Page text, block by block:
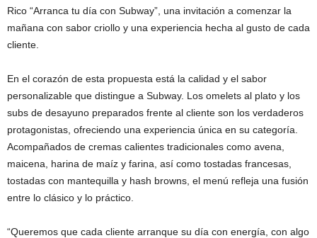
Rico “Arranca tu día con Subway”, una invitación a comenzar la
mañana con sabor criollo y una experiencia hecha al gusto de cada
cliente.
En el corazón de esta propuesta está la calidad y el sabor
personalizable que distingue a Subway. Los omelets al plato y los
subs de desayuno preparados frente al cliente son los verdaderos
protagonistas, ofreciendo una experiencia única en su categoría.
Acompañados de cremas calientes tradicionales como avena,
maicena, harina de maíz y farina, así como tostadas francesas,
tostadas con mantequilla y hash browns , el menú refleja una fusión
entre lo clásico y lo práctico.
“Queremos que cada cliente arranque su día con energía, con algo